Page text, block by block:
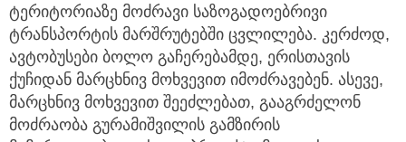
ტერიტორიაზე მოძრავი საზოგადოებრივი
ტრანსპორტის მარშრუტებში ცვლილება. კერძოდ,
ავტობუსები ბოლო გაჩერებამდე, ერისთავის
ქუჩიდან მარცხნივ მოხვევით იმოძრავებენ. ასევე,
მარცხნივ მოხვევით შეეძლებათ, გააგრძელონ
მოძრაობა გურამიშვილის გამზირის